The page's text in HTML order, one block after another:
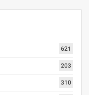
621
203
310